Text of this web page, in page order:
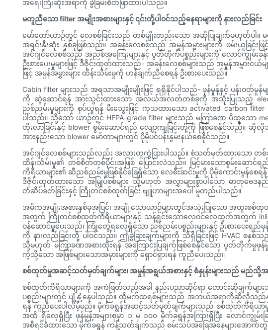
အရေးကြီးဆုံးအရာကို ခွဲခြမ်းစိတ်ဖြာထားပါသည်။
မတူညီသော filter အမျိုးအစားများနှင့် ၎င်းတို့ပါဝင်သည့်နေရာများကို နားလည်ခြင်း
မော်တော်ယာဉ်တွင် လေစစ်ခြင်းသည် တစ်မျိုးတည်းသော အဆိုပြုချက်မဟုတ်ပါ
အရင်းနှီးဆုံး နှစ်ခုဖြစ်သည်။ အခန်းလေစစ်သည် အမှုန်အမွှားများကို ဖမ်းယူခြင်
အင်ဂျင်လေစစ်သည် အညစ်အကြေးများနှင့် ပွတ်တိုက်ပစ္စည်းများကို လောင်ကျွမ်
ဦးစားပေးမှုများဖြင့် ဒီဇိုင်းထုတ်ထားသည်- အခန်းလေစစ်များသည် အမှုန်အမွှ
ဖြင့် အမှုန်အမွှားများ ထိန်းသိမ်းမှုကို ဟန်ချက်ညီစေရန် ဦးစားပေးသည်။
Cabin filter များသည် အရသာအမျိုးမျိုးဖြင့် ရရှိနိုင်ပါသည်- ဖုန်မှုန့်နှင့် ပန်းဝတ်မှုန်
ကို ဆွဲဆောင်ရန် အားသွင်းထားသော အလယ်အလတ်တစ်ခုကို အသုံးပြုသည့်
ညစ်ညမ်းမှုများကို စုပ်ယူရန် မီးသွေးဖြင့် ကုသထားသော activated carbon
ပါသည်။ သို့သော် ယာဉ်တွင် HEPA-grade filter များသည် မကြာခဏ ပိုထူသေ
တိုးလာခြင်းနှင့် blower စွမ်းဆောင်ရည် လျော့ကျခြင်းတို့ကို ဖြစ်စေနိုင်သည်။ ဆို
အားနည်းသော blower မော်တာများတွင် ပိုမိုပင်ပန်းနွမ်းနယ်စေနိုင်သည်။
အင်ဂျင်လေစစ်များသည်လည်း အလားတူကွဲပြားပါသည်။ စံသတ်မှတ်ထားသော တစ်
ထိန်းသိမ်းမှု၏ တစ်စိတ်တစ်ပိုင်းအဖြစ် ပြောင်းလဲသည်။ မြင့်မားသောစွမ်းဆော
ကိရိယာများ၏ ဆီညစ်ညမ်းမှုဖြစ်နိုင်ခြေရှိသော လေစီးဆင်းမှုကို ပိုမိုကောင်းမွန်စ
ဒီဇိုင်းထုတ်ထားသော အမြှုပ်စစ်များ သို့မဟုတ် အလွှာများစွာပါသော ဓာတုဗေ
တံဆိပ်ခတ်ခြင်းနှင့် ကြိုတင်စစ်ထုတ်ခြင်း ဗျူဟာများအပေါ် မူတည်ပါသည်။
အဓိကအမျိုးအစားနှစ်ခုအပြင်၊ အချို့သောယာဉ်များတွင်အသုံးပြုသော အထူးစ
အတွက် ကြိုတင်စစ်ထုတ်ကိရိယာများနှင့် သန့်ရှင်းသောလေဝင်လေထွက်အတွက်
ဝန်ဆောင်မှုပေးသည်၊ ကြုံတွေ့ရလေ့ရှိသော ညစ်ညမ်းပစ္စည်းများနှင့် ဦးစား
ကို နားလည်ခြင်းတို့ ပါဝင်သည်။ ဤခွဲခြားချက်များကို သိရှိခြင်းဖြင့်
သို့မဟုတ် မကြာခဏအစားထိုးရန် အကြောင်းပြချက်ဖြစ်စေနိုင်သော ပွတ်တိုက်မှု
ကဲ့သို့သော အဖြစ်များသောအမှားများကို ရှောင်ရှားရန် ကူညီပေးသည်။
စစ်ထုတ်မှုအဆင့်သတ်မှတ်ချက်များ၊ အမှုန်အရွယ်အစားနှင့် စံနှုန်းများသည် မည်သို့အ
စစ်ထုတ်ကိရိယာများကို အကဲဖြတ်သည့်အခါ နည်းပညာဆိုင်ရာ တောင်းဆိုချက်များ
ပစ္စည်းများတွင် ပျံ့နှံ့နေပါသည်။ ထိုမက်ထရစ်များသည် အဘယ်အရာကိုဆိုလိုသ
ရန် ကူညီပေးပါလိမ့်မည်။ မိုက်ခရွန်အဆင့်သတ်မှတ်ချက်များသည် စစ်ထုတ်ကိရိယာမှ
အထိ ရှိလေ့ရှိပြီး ဖုန်မှုန့်အများစုမှာ ၁ မှ ၁၀၀ မိုက်ခရွန်အကြားရှိပြီး လောင်
အစီရင်ခံထားသော မိုက်ခရွန် ကန့်သတ်ချက်သည် စမ်းသပ်အခြေအနေများအောက်တွ